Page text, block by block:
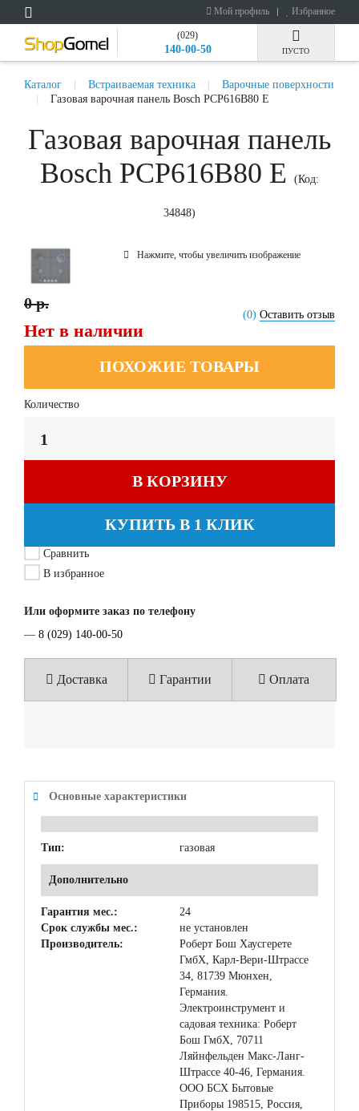
Мой профиль Избранное
(029)
140-00-50 ПУСТО
Каталог Встраиваемая техника
Варочные поверхности
Газовая варочная панель Bosch PCP616В80 E
Газовая варочная панель
Bosch PCP616В80 E
(Код:
34848)
Нажмите, чтобы увеличить изображение
(0) Оставить отзыв
0 р.
Нет в наличии
ПОХОЖИЕ ТОВАРЫ
Количество
В КОРЗИНУ
КУПИТЬ В 1 КЛИК
Сравнить
В избранное
Или оформите заказ по телефону
— 8 (029) 140-00-50
Доставка Гарантии Оплата
Основные характеристики
Тип: газовая
Дополнительно
Гарантия мес.:
24
Срок службы мес.:
не установлен
Производитель:
Роберт Бош Хаусгерете
ГмбХ, Карл-Вери-Штрассе
34, 81739 Мюнхен,
Германия.
Электроинструмент и
садовая техника: Роберт
Бош ГмбХ, 70711
Ляйнфельден Макс-Ланг-
Штрассе 40-46, Германия.
ООО БСХ Бытовые
Приборы 198515, Россия,